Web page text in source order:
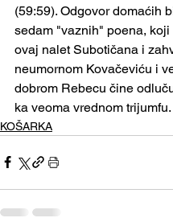
(59:59). Odgovor domaćih
sedam "vaznih" poena,
ovaj nalet Subotičana i
neumornom Kovačeviću i
dobrom Rebecu čine
ka veoma vrednom trijumfu.
KOŠARKA